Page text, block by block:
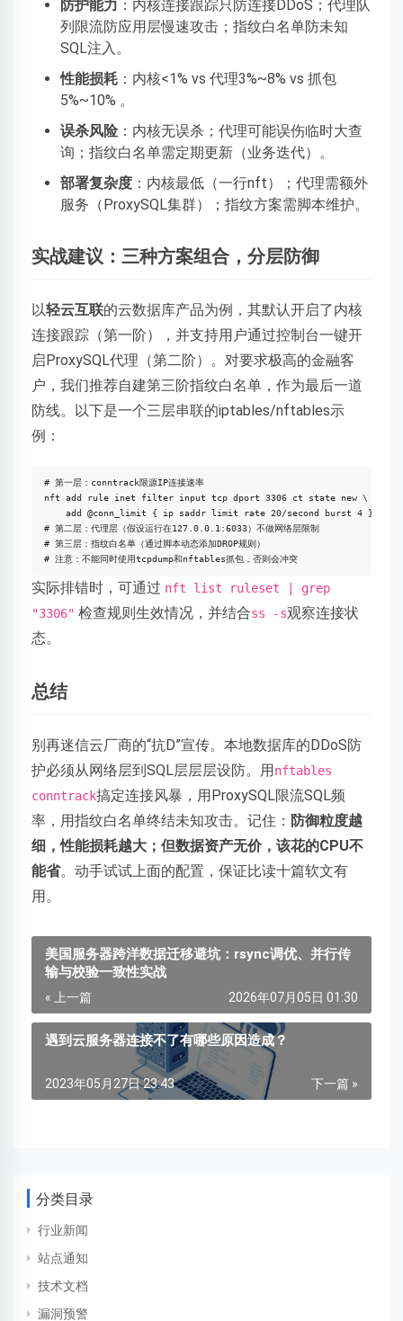
防护能力 ：内核连接跟踪只防连接DDoS；代理队
列限流防应用层慢速攻击；指纹白名单防未知
SQL注入。
性能损耗 ：内核<1% vs 代理3%~8% vs 抓包
5%~10% 。
误杀风险：内核无误杀；代理可能误伤临时大查
询；指纹白名单需定期更新（业务迭代）。
部署复杂度 ：内核最低（一行nft）；代理需额外
服务（ProxySQL集群）；指纹方案需脚本维护。
实战建议：三种方案组合，分层防御
以轻云互联的云数据库产品为例，其默认开启了内核
连接跟踪（第一阶），并支持用户通过控制台一键开
启ProxySQL代理（第二阶）。对要求极高的金融客
户，我们推荐自建第三阶指纹白名单，作为最后一道
防线。以下是一个三层串联的iptables/nftables示
例：
# 第一层：conntrack限源IP连接速率
nft add rule inet filter input tcp dport 3306 ct state new \
add @conn_limit { ip saddr limit rate 20/second burst 4 }
# 第二层：代理层（假设运行在127.0.0.1:6033）不做网络层限制
# 第三层：指纹白名单（通过脚本动态添加DROP规则）
# 注意：不能同时使用tcpdump和nftables抓包，否则会冲突
实际排错时，可通过 nft list ruleset | grep
"3306" 检查规则生效情况，并结合ss -s观察连接状
态。
总结
别再迷信云厂商的“抗D”宣传。本地数据库的DDoS防
护必须从网络层到SQL层层层设防。用nftables
conntrack搞定连接风暴，用ProxySQL限流SQL频
率，用指纹白名单终结未知攻击。记住： 防御粒度越
细，性能损耗越大；但数据资产无价，该花的CPU不
能省。动手试试上面的配置，保证比读十篇软文有
用。
美国服务器跨洋数据迁移避坑：rsync调优、并行传
输与校验一致性实战
« 上一篇 2026年07月05日 01:30
遇到云服务器连接不了有哪些原因造成？
下一篇 »
2023年05月27日 23:43
分类目录
行业新闻
站点通知
技术文档
漏洞预警